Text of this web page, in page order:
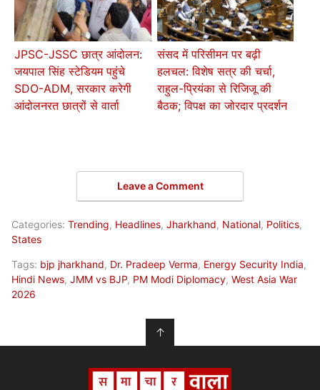
JPSC-JSSC छात्र आंदोलन:
जयपाल सिंह स्टेडियम पहुंचे
SDO-ADM, सरकार करेगी
आंदोलनरत छात्रों से वार्ता
संसद में परिसीमन पर बढ़ी
हलचल: विशेष सत्र की चर्चा,
राहुल-प्रियंका से रिजिजू की
बैठक; विपक्ष का जोरदार प्रदर्शन
Leave a Comment
Categories: Trending, Headlines, Jharkhand, National, Politics,
States
Tags: bjp jharkhand, Dr. Pradeep Verma, Energy Security India,
Hindi News, JMM vs BJP, PM Modi Diplomacy, West Asia War
2026
↑